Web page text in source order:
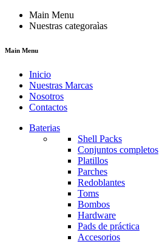
Main Menu
Nuestras categoraìas
Main Menu
Inicio
Nuestras Marcas
Nosotros
Contactos
Baterias
Shell Packs
Conjuntos completos
Platillos
Parches
Redoblantes
Toms
Bombos
Hardware
Pads de práctica
Accesorios